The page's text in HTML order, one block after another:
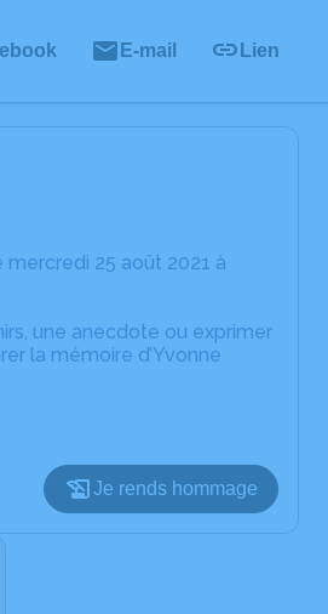
E-mail Lien
mercredi 25 août 2021 à
une anecdote ou exprimer
la mémoire d’Yvonne
Je rends hommage